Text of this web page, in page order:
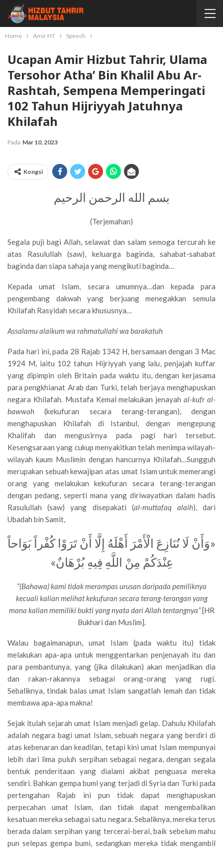
Home Amir HT Speech
Ucapan Amir Hizbut Tahrir, Ulama
Tersohor Atha’ Bin Khalil Abu Ar-
Rashtah, Sempena Memperingati
102 Tahun Hijriyyah Jatuhnya
Khilafah
Pada Mar 10, 2023
Kongsi
بسم الله الرحمن الرحيم
(Terjemahan)
Segala puji bagi Allah, selawat dan salam semoga tercurah ke
atas Rasulullah (saw), keluarga baginda, sahabat-sahabat
baginda dan siapa sahaja yang mengikuti baginda…
Kepada umat Islam, secara umumnya…dan kepada para
pengembang dakwah yang berjuang menegakkan semula
Khilafah Rasyidah secara khususnya…
Assalamu alaikum wa rahmatullahi wa barakatuh
Pada hari ini, pada 28 Rajab 1342 H, bersamaan dengan 3 Mac
1924 M, iaitu 102 tahun Hijriyyah yang lalu, penjajah kuffar
yang dipimpin oleh Britain pada waktu itu, dengan kerjasama
para pengkhianat Arab dan Turki, telah berjaya menghapuskan
negara Khilafah. Mustafa Kemal melakukan jenayahal-kufr al-
bawwah (kekufuran secara terang-terangan), dengan
menghapuskan Khilafah di Istanbul, dengan mengepung
Khalifah dan mengusirnya pada pagi hari tersebut.
Kesengsaraan yang cukup menyakitkan telah menimpa wilayah-
wilayah kaum Muslimin dengan hancurnya Khilafah…Sungguh
merupakan sebuah kewajipan atas umat Islam untuk memerangi
orang yang melakukan kekufuran secara terang-terangan
dengan pedang, seperti mana yang diriwayatkan dalam hadis
Rasulullah (saw) yang disepakati (al-muttafaq alaih), dari
Ubadah bin Samit,
«وَأَنْ لَا نُنَازِعَ الْأَمْرَ أَهْلَهُ إِلَّا أَنْ تَرَوْا كُفْراً بَوَاحاً
عِنْدَكُمْ مِنْ اللَّهِ فِيهِ بُرْهَانٌ»
“(Bahawa) kami tidak merampas urusan daripada pemiliknya
kecuali kalian melihat kekufuran secara terang-terangan yang
mana kalian memiliki bukti yang nyata dari Allah tentangnya”[HR
Bukhari dan Muslim].
Walau bagaimanapun, umat Islam (pada waktu itu) tidak
melakukan apa-apa untuk menggentarkan penjenayah itu dan
para pembantunya, yang (jika dilakukan) akan menjadikan dia
dan rakan-rakannya sebagai orang-orang yang rugi.
Sebaliknya, tindak balas umat Islam sangatlah lemah dan tidak
membawa apa-apa makna!
Sejak itulah sejarah umat Islam menjadi gelap. Dahulu Khilafah
adalah negara bagi umat Islam, sebuah negara yang berdiri di
atas kebenaran dan keadilan, tetapi kini umat Islam mempunyai
lebih dari lima puluh serpihan sebagai negara, dengan segala
bentuk penderitaan yang dialami akibat penguasa mereka
sendiri. Bahkan gempa bumi yang terjadi di Syria dan Turki pada
pertengahan Rajab ini pun tidak dapat menghapuskan
perpecahan umat Islam, dan tidak dapat mengembalikan
kesatuan mereka sebagai satu negara. Sebaliknya, mereka terus
berada dalam serpihan yang tercerai-berai, baik sebelum mahu
pun selepas gempa bumi, sedangkan mereka tidak mengambil